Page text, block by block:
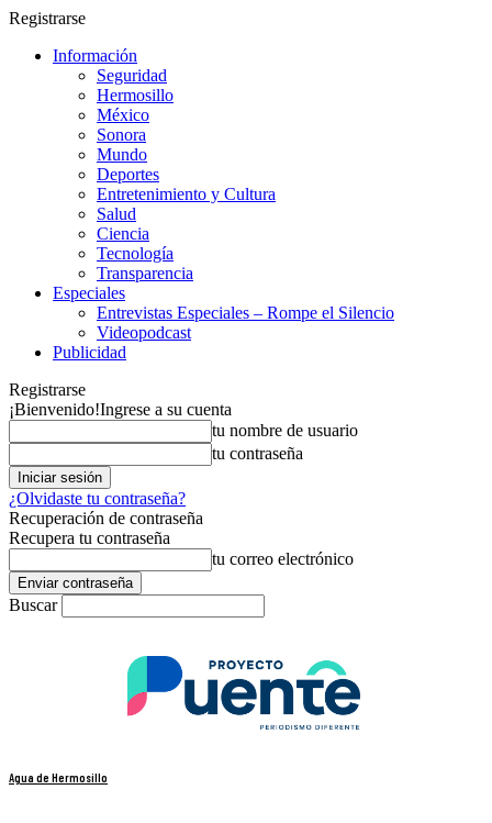
Registrarse
Información
Seguridad
Hermosillo
México
Sonora
Mundo
Deportes
Entretenimiento y Cultura
Salud
Ciencia
Tecnología
Transparencia
Especiales
Entrevistas Especiales – Rompe el Silencio
Videopodcast
Publicidad
Registrarse
¡Bienvenido!Ingrese a su cuenta
tu nombre de usuario
tu contraseña
¿Olvidaste tu contraseña?
Recuperación de contraseña
Recupera tu contraseña
tu correo electrónico
Buscar
Agua de Hermosillo